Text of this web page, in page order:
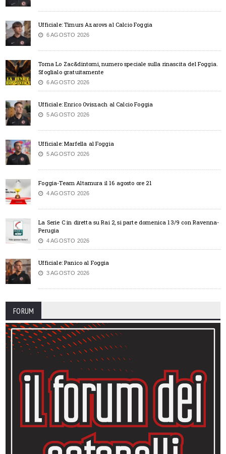
Ufficiale: Timurs Azarovs al Calcio Foggia
6 AGOSTO 2026
Torna Lo Zac&dintorni, numero speciale sulla rinascita del Foggia.
Sfoglialo gratuitamente
6 AGOSTO 2026
Ufficiale: Enrico Oviszach al Calcio Foggia
5 AGOSTO 2026
Ufficiale: Marfella al Foggia
5 AGOSTO 2026
Foggia-Team Altamura il 16 agosto ore 21
4 AGOSTO 2026
La Serie C in diretta su Rai 2, si parte domenica 13/9 con Ravenna-
Perugia
4 AGOSTO 2026
Ufficiale: Panico al Foggia
3 AGOSTO 2026
FORUM